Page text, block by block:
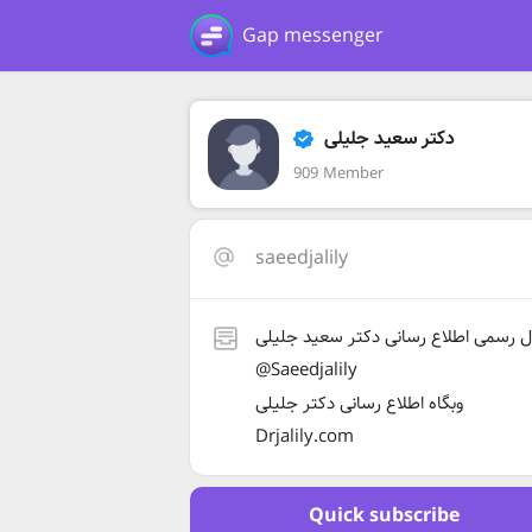
Gap messenger
دکتر سعید جلیلی
909 Member
saeedjalily
رسمی اطلاع رسانی دکتر سعید جلیلی
@Saeedjalily
وبگاه اطلاع رسانی دکتر جلیلی
Drjalily.com
Quick subscribe